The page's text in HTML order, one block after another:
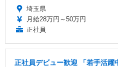
埼玉県
月給28万円～50万円
正社員
正社員デビュー歓迎 「若手活躍